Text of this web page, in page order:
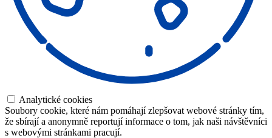
Analytické cookies
Soubory cookie, které nám pomáhají zlepšovat webové stránky tím,
že sbírají a anonymně reportují informace o tom, jak naši návštěvníci
s webovými stránkami pracují.